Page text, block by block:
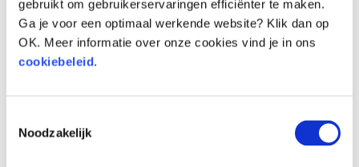
gebruikt om gebruikerservaringen efficiënter te maken.
Ga je voor een optimaal werkende website? Klik dan op
OK. Meer informatie over onze cookies vind je in ons
cookiebeleid.
Noodzakelijk